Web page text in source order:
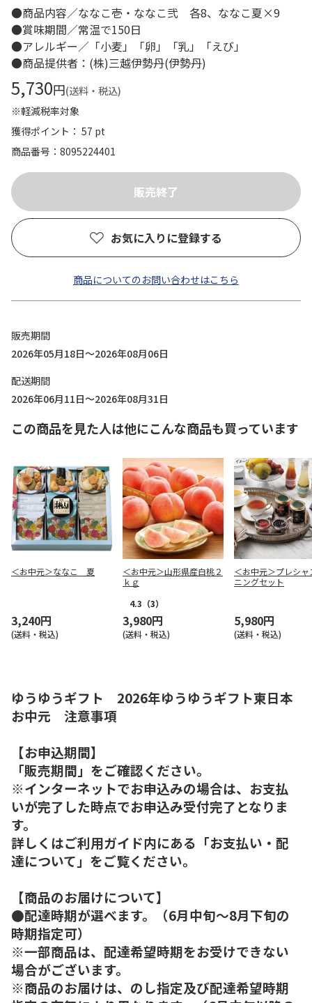
●商品内容／ななこ壱・ななこ弐 各8、ななこ夏×9
●賞味期間／常温で150日
●アレルギー／「小麦」「卵」「乳」「えび」
●商品提供者：(株)三越伊勢丹(伊勢丹)
5,730円(送料・税込)
※軽減税率対象
獲得ポイント： 57 pt
商品番号
8095224401
お気に入りに登録する
商品についてのお問い合わせはこちら
販売期間
2026年05月18日～2026年08月06日
配送期間
2026年06月11日～2026年08月31日
この商品を見た人は他にこんな商品も買っています
＜お中元＞ななこ 夏
3,240円
(送料・税込)
＜お中元＞山形県産白桃２
ｋｇ
4.3 （3）
3,980円
(送料・税込)
＜お中元＞プレシャ
ニングセット
5,980円
(送料・税込)
ゆうゆうギフト 2026年ゆうゆうギフト東日本
お中元 注意事項
【お申込期間】
「販売期間」をご確認ください。
※インターネットでお申込みの場合は、お支払
いが完了した時点でお申込み受付完了となりま
す。
詳しくはご利用ガイド内にある「お支払い・配
達について」をご覧ください。
【商品のお届けについて】
●配達時期が選べます。（6月中旬～8月下旬の
時期指定可）
※一部商品は、配達希望時期をお受けできない
場合がございます。
※商品のお届けは、のし指定及び配達希望時期